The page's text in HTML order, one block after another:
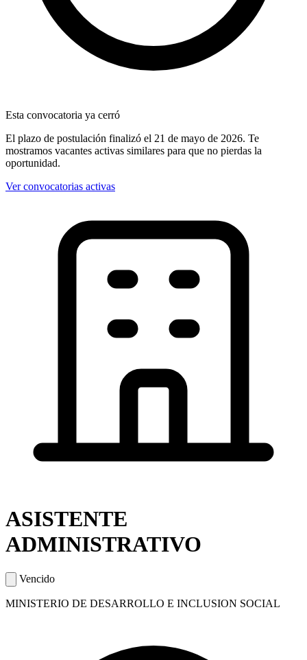
Esta convocatoria ya cerró
El plazo de postulación finalizó el 21 de mayo de 2026. Te
mostramos vacantes activas similares para que no pierdas la
oportunidad.
Ver convocatorias activas
ASISTENTE
ADMINISTRATIVO
Vencido
MINISTERIO DE DESARROLLO E INCLUSION SOCIAL